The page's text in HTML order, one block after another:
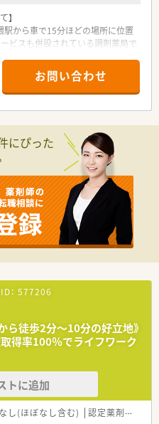
】
から車で15分ほどの場所に位置
ビスも併設されている調剤薬局で
で内科がメインですが、施設在宅
拠点となっています。
とパート1名に加え、事務員が2名
以上の手厚い配置で安心です。
剤薬局を安定経営している個人
かい医療サービスを提供していま
現場のサポートに入っており、経
が通りやすい風通しの良さが魅力
とが自慢で、中には20年近く勤
腰を据えて働ける良好な環境で
勤務日数を減らすことになった
曜や水曜に入れる方を急募してい
行っているため、周囲と協力しな
ける方を積極的に募集しており
しても前向きに取り組める方や、
ンを大切にできる方を求めていま
お問い合わせ
にぴった
： 577206
ら徒歩2分～10分の好立地》
得率100％でライフワーク
トに追加
し(ほぼなし含む) 認定薬剤師取得支援あり